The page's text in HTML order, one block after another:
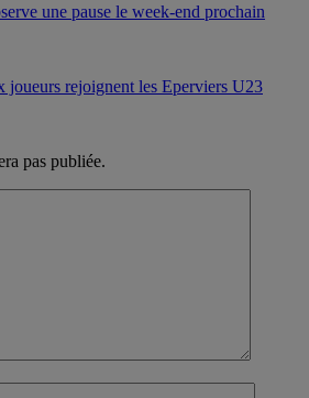
une pause le week-end prochain
joueurs rejoignent les Eperviers U23
pas publiée.